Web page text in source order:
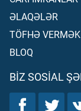
ƏLAQƏLƏR
TÖFHƏ VERMƏK
BLOQ
BIZ SOSIAL